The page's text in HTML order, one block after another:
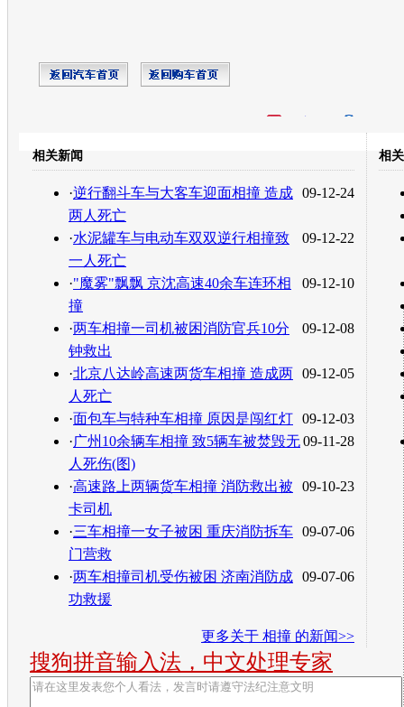
转发至：
相关新闻
09-12-24
·逆行翻斗车与大客车迎面相撞 造成
两人死亡
09-12-22
·水泥罐车与电动车双双逆行相撞致
一人死亡
09-12-10
·"魔雾"飘飘 京沈高速40余车连环相
撞
09-12-08
·两车相撞一司机被困消防官兵10分
钟救出
09-12-05
·北京八达岭高速两货车相撞 造成两
人死亡
09-12-03
·面包车与特种车相撞 原因是闯红灯
09-11-28
·广州10余辆车相撞 致5辆车被焚毁无
人死伤(图)
09-10-23
·高速路上两辆货车相撞 消防救出被
卡司机
09-07-06
·三车相撞一女子被困 重庆消防拆车
门营救
09-07-06
·两车相撞司机受伤被困 济南消防成
功救援
更多关于 相撞 的新闻>>
相
搜狗拼音输入法，中文处理专家